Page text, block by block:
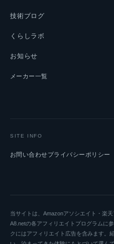
技術ブログ
くらしラボ
お知らせ
メーカー一覧
SITE INFO
お問い合わせプライバシーポリシー
当サイトは、Amazonアソシエイト・楽
A8.netの各アフィリエイトプログラムに
クにはアフィリエイト広告を含みます。